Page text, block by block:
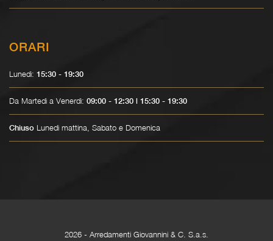
ORARI
Lunedì: 15:30 - 19:30
Da Martedì a Venerdì: 09:00 - 12:30 | 15:30 - 19:30
Chiuso Lunedì mattina, Sabato e Domenica
2026 - Arredamenti Giovannini & C. S.a.s.